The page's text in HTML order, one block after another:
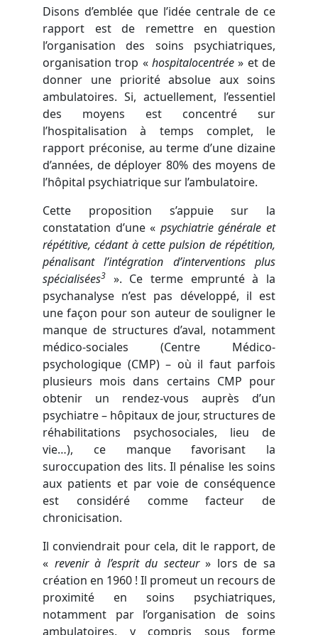
Disons d’emblée que l’idée centrale de ce
rapport est de remettre en question
l’organisation des soins psychiatriques,
organisation trop « hospitalocentrée» et de
donner une priorité absolue aux soins
ambulatoires. Si, actuellement, l’essentiel
des moyens est concentré sur
l’hospitalisation à temps complet, le
rapport préconise, au terme d’une dizaine
d’années, de déployer 80% des moyens de
l’hôpital psychiatrique sur l’ambulatoire.
Cette proposition s’appuie sur la
constatation d’une « psychiatrie générale et
répétitive, cédant à cette pulsion de répétition,
pénalisant l’intégration d’interventions plus
spécialisées3
». Ce terme emprunté à la
psychanalyse n’est pas développé, il est
une façon pour son auteur de souligner le
manque de structures d’aval, notamment
médico-sociales (Centre Médico-
psychologique (CMP) – où il faut parfois
plusieurs mois dans certains CMP pour
obtenir un rendez-vous auprès d’un
psychiatre – hôpitaux de jour, structures de
réhabilitations psychosociales, lieu de
vie…), ce manque favorisant la
suroccupation des lits. Il pénalise les soins
aux patients et par voie de conséquence
est considéré comme facteur de
chronicisation.
Il conviendrait pour cela, dit le rapport, de
« revenir à l’esprit du secteur» lors de sa
création en 1960 ! Il promeut un recours de
proximité en soins psychiatriques,
notamment par l’organisation de soins
ambulatoires, y compris sous forme